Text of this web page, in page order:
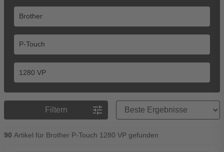
Filtern tune
Preisreihenfolge
90 Artikel für Brother P-Touch 1280 VP gefunden